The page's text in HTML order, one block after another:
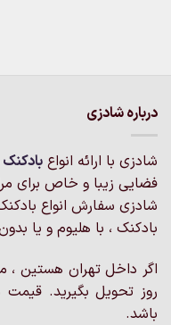
ارائه انواعبادکنک‌ هلیومی
و خاص برای
انواع بادکنک
، با هلیوم و یا بدون باد
بگیرید. قیمت ها